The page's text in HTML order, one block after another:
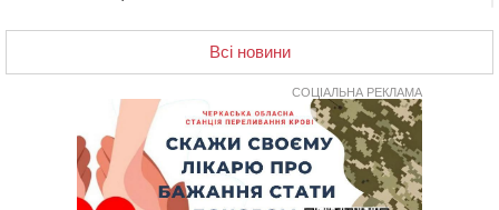
закрили сезон літнього табору для людей поважного
“Це страшна несправедливість”: мати хворого на
СМА 13-річного хлопця із Драбівщини просить
ОВА виділити кошти на дороговартісні ліки
На Уманщині судитимуть колишню очільницю відділу
освіти через закупівлю електрики за завищеною
Всі новини
СОЦІАЛЬНА РЕКЛАМА